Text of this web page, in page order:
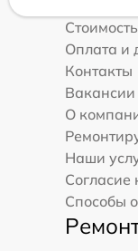
Оплата и
Контакты
Вакансии
О
Наши
Согласие
Способы